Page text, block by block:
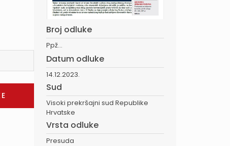
Broj odluke
Ppž...
Datum odluke
14.12.2023.
Sud
Visoki prekršajni sud Republike
Hrvatske
Vrsta odluke
Presuda